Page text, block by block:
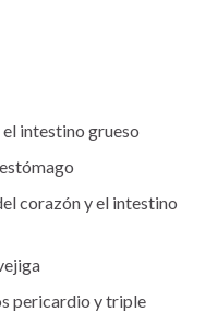
intestino grueso
corazón y el intestino
pericardio y triple